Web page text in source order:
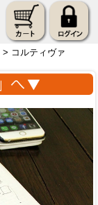
> コルティヴァ